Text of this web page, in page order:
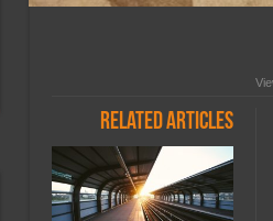
Related Articles